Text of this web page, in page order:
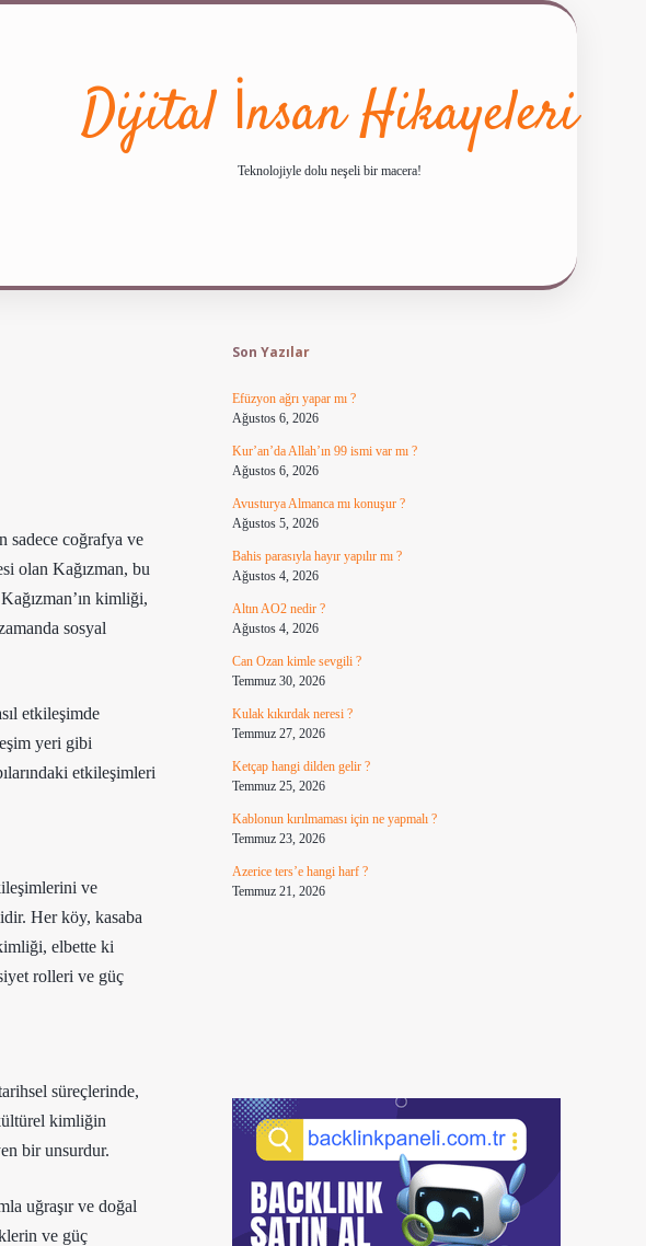
Dijital İnsan Hikayeleri
Teknolojiyle dolu neşeli bir macera!
sadece coğrafya ve
olan Kağızman, bu
kimliği,
sosyal
etkileşimde
yeri gibi
etkileşimleri
ve
Her köy, kasaba
elbette ki
rolleri ve güç
süreçlerinde,
kimliğin
bir unsurdur.
uğraşır ve doğal
ve güç
Son Yazılar
Efüzyon ağrı yapar mı ?
Ağustos 6, 2026
Kur’an’da Allah’ın 99 ismi var mı ?
Ağustos 6, 2026
Avusturya Almanca mı konuşur ?
Ağustos 5, 2026
Bahis parasıyla hayır yapılır mı ?
Ağustos 4, 2026
Altın AO2 nedir ?
Ağustos 4, 2026
Can Ozan kimle sevgili ?
Temmuz 30, 2026
Kulak kıkırdak neresi ?
Temmuz 27, 2026
Ketçap hangi dilden gelir ?
Temmuz 25, 2026
Kablonun kırılmaması için ne yapmalı ?
Temmuz 23, 2026
Azerice ters’e hangi harf ?
Temmuz 21, 2026